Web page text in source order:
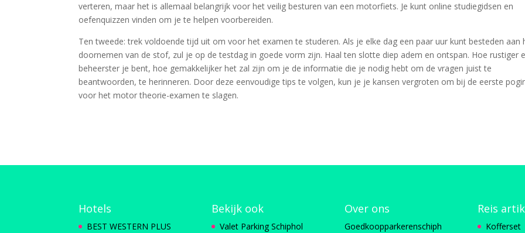
verteren, maar het is allemaal belangrijk voor het veilig besturen van een motorfiets. Je kunt online studiegidsen en
oefenquizzen vinden om je te helpen voorbereiden.
Ten tweede: trek voldoende tijd uit om voor het examen te studeren. Als je elke dag een paar uur kunt besteden aan
doornemen van de stof, zul je op de testdag in goede vorm zijn. Haal ten slotte diep adem en ontspan. Hoe rustiger
beheerster je bent, hoe gemakkelijker het zal zijn om je de informatie die je nodig hebt om de vragen juist te
beantwoorden, te herinneren. Door deze eenvoudige tips te volgen, kun je je kansen vergroten om bij de eerste
voor het motor theorie-examen te slagen.
Hotels
BEST WESTERN PLUS
Bekijk ook
Valet Parking Schiphol
Over ons
Goedkoopparkerenschiph
Reis
Kofferset